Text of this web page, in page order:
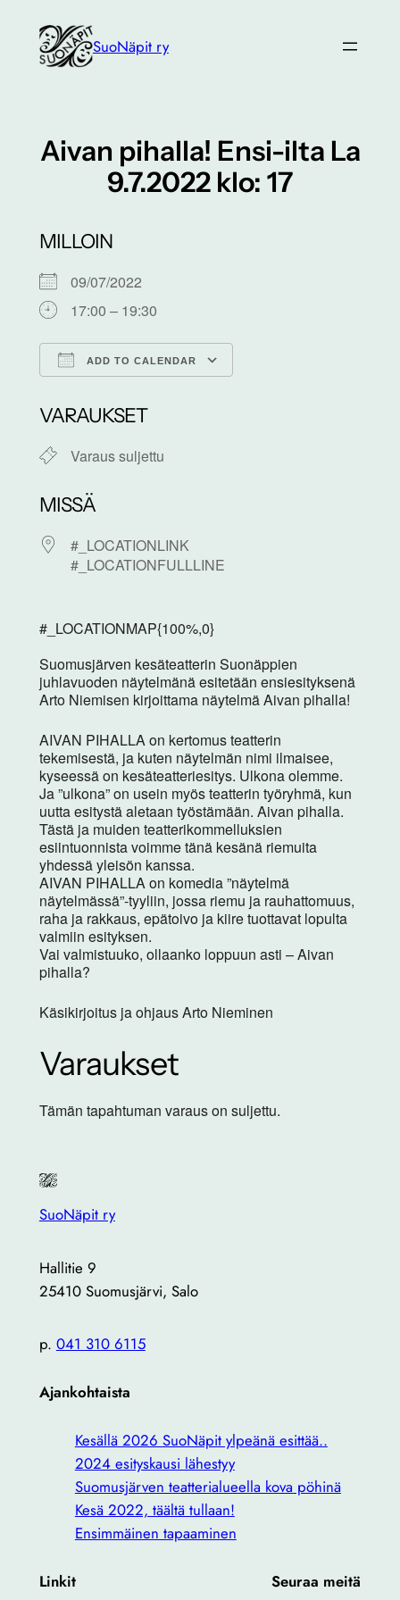
sisältöön
SuoNäpit ry
Aivan pihalla! Ensi-ilta La
9.7.2022 klo: 17
MILLOIN
09/07/2022
17:00 – 19:30
ADD TO CALENDAR
VARAUKSET
Varaus suljettu
MISSÄ
#_LOCATIONLINK
#_LOCATIONFULLLINE
#_LOCATIONMAP{100%,0}
Suomusjärven kesäteatterin Suonäppien
juhlavuoden näytelmänä esitetään ensiesityksenä
Arto Niemisen kirjoittama näytelmä Aivan pihalla!
AIVAN PIHALLA on kertomus teatterin
tekemisestä, ja kuten näytelmän nimi ilmaisee,
kyseessä on kesäteatteriesitys. Ulkona olemme.
Ja ”ulkona” on usein myös teatterin työryhmä, kun
uutta esitystä aletaan työstämään. Aivan pihalla.
Tästä ja muiden teatterikommelluksien
esiintuonnista voimme tänä kesänä riemuita
yhdessä yleisön kanssa.
AIVAN PIHALLA on komedia ”näytelmä
näytelmässä”-tyyliin, jossa riemu ja rauhattomuus,
raha ja rakkaus, epätoivo ja kiire tuottavat lopulta
valmiin esityksen.
Vai valmistuuko, ollaanko loppuun asti – Aivan
pihalla?
Käsikirjoitus ja ohjaus Arto Nieminen
Varaukset
Tämän tapahtuman varaus on suljettu.
SuoNäpit ry
Hallitie 9
25410 Suomusjärvi, Salo
p. 041 310 6115
Ajankohtaista
Kesällä 2026 SuoNäpit ylpeänä esittää..
2024 esityskausi lähestyy
Suomusjärven teatterialueella kova pöhinä
Kesä 2022, täältä tullaan!
Ensimmäinen tapaaminen
Linkit Seuraa meitä